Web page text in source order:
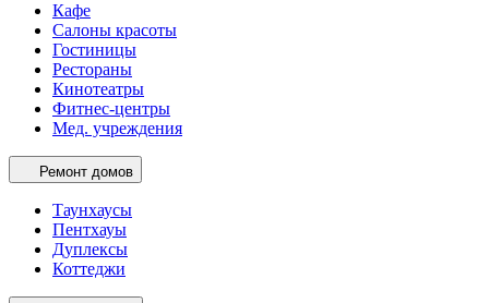
Кафе
Салоны красоты
Гостиницы
Рестораны
Кинотеатры
Фитнес-центры
Мед. учреждения
Ремонт домов
Таунхаусы
Пентхауы
Дуплексы
Коттеджи